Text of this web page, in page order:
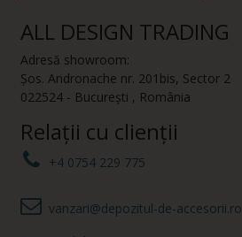
ALL DESIGN TRADING
Adresă showroom:
Șos. Andronache nr. 201bis, Sector 2
022524 - București , România
Relații cu clienții
+4 0754 229 775
vanzari@depozitul-de-accesorii.ro